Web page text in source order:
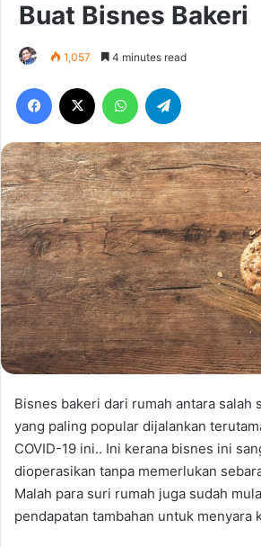
Buat Bisnes Bakeri
1,057 4 minutes read
Facebook WhatsApp
Bisnes bakeri dari rumah antara salah
yang paling popular dijalankan
COVID-19 ini.. Ini kerana bisnes ini
dioperasikan tanpa memerlukan
Malah para suri rumah juga sudah
pendapatan tambahan untuk menyara